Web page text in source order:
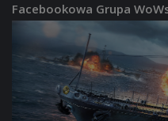
Facebookowa Grupa